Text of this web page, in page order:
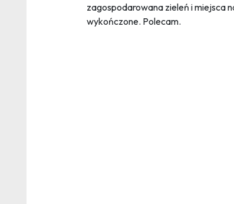
zagospodarowana zieleń i miejsca
wykończone. Polecam.